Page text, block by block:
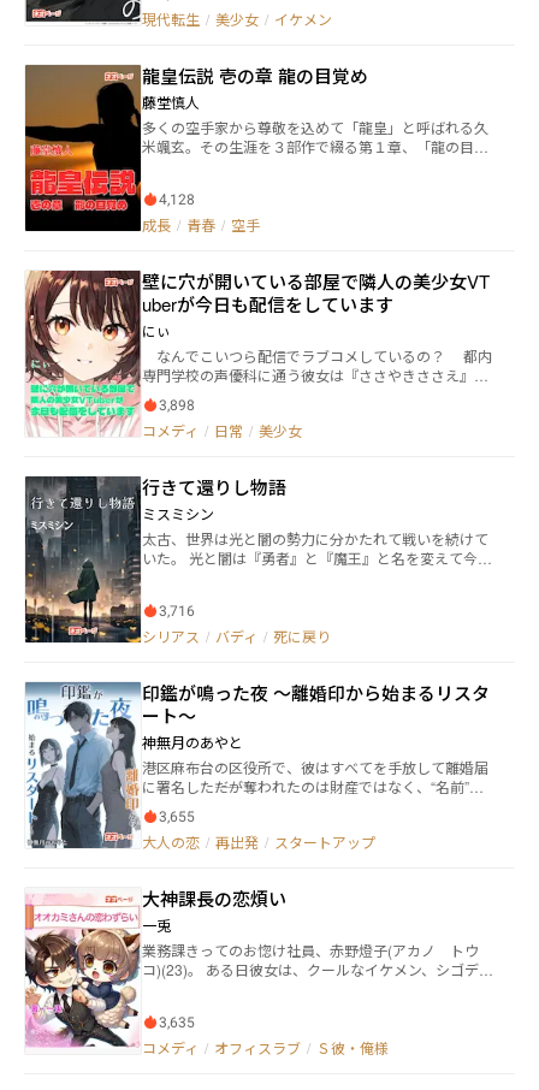
力についての、ひとつのロマンスである。
味に生きる二周目の彼と恐ろしい未来を回避したい真
現代転生 / 美少女 / イケメン
龍皇伝説 壱の章 龍の目覚め
藤堂慎人
多くの空手家から尊敬を込めて「龍皇」と呼ばれる久
米颯玄。その生涯を３部作で綴る第１章、「龍の目覚
行なわれていた「掛け試し」と呼ばれる実戦試合にも
参加。若くしてそこで頭角を表し、生涯の相手、サキ
る。 この話は実在するある拳聖がモデルで、日本本土
への空手普及に貢献した稀有なエピソードを参考にし
ており、戦いのシーンの描写も丁寧に描いている。
4,128
成長 / 青春 / 空手
壁に穴が開いている部屋で隣人の美少女VT
uberが今日も配信をしています
にぃ
なんでこいつら配信でラブコメしているの？ 都内
専門学校の声優科に通う彼女は『ささやきささえ』と
いう名前でVTuber活動を行っていた。 苦学生のささ
えは格安アパートに住んでいる。 格安たる所以は部
屋の壁に大穴が空いており、隣室が丸見えであるこ
穴の開いている部屋に契約する人など自分以外に居る
はずないと思っていたのだけど…… 「——あっ、初め
まして。今日隣に引っ越してきた者でございます」
壁からひょこっと顔を出して挨拶してきた男性。 し
かも配信中だった。 『ブフォｗｗｗｗ』
確定ｗｗ』 『切り抜き動画アップするわ』
盛り上がるチャット欄。 そして配信中に引っ越し
蕎麦を置いていく男性。 ささえの日常は終わ
で配信活動を続けていた。 もちろん隣室には配信の
生声が丸聞こえである。 「～～～～っ！ こうなった
らお隣さんにも配信者になってもらいます！ 私ばっ
かり恥ずかしい目にあってたまるか！」 日常が変
わったのはささえだけではない。 この俺——夏川翠
斗もVTuberの世界に飛び込んでいくことになった。
3,898
コメディ / 日常 / 美少女
行きて還りし物語
ミスミシン
太古、世界は光と闇の勢力に分かたれて戦いを続けて
いた。 光と闇は『勇者』と『魔王』と名を変えて今尚
た、大事な存在のために力を振るう。 何度傷つこうと
も。 何度、死の運命に飲み込まれようとも――― ※こ
ます。
3,716
シリアス / バディ / 死に戻り
印鑑が鳴った夜 ～離婚印から始まるリスタ
ート～
神無月のあやと
港区麻布台の区役所で、彼はすべてを手放して離婚届
に署名した――だが奪われたのは財産ではなく、“名前”だ
った。 黒川迅、三軒茶屋の六畳一間から再出発。 新興
企業・東間技術に招かれ、彼が最初に求めたのは破格
の待遇でも派手な肩書でもない。「貢献者を必ず公に
家との駆け引き、特許訴訟、サプライチェーンの不正
を断つ「透明契約」。 法廷で寄り添うのは、剛腕にし
て温かい弁護士・桜井菜帆。 三茶のご近所の味噌汁に
救われる夜もあれば、丸の内で名誉を取り戻す朝もあ
る。 爽快に、時にほろ苦く。 これは“肩書”ではなく“署
上がるための東京ドラマ。
3,655
大人の恋 / 再出発 / スタートアップ
大神課長の恋煩い
一兎
業務課きってのお惚け社員、赤野燈子(アカノ トウ
コ)(23)。 ある日彼女は、クールなイケメン、シゴデキ
の姿は文字通りの「オオカミ」男。 橙子のもう一人の
先輩、「クマ」さんこと熊野吾朗(クマノゴロウ)(28)
3,635
コメディ / オフィスラブ / Ｓ彼・俺様